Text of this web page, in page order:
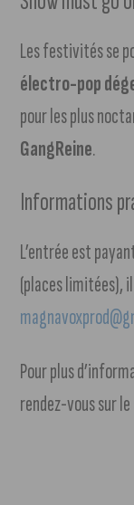
Les festivités se
électro-pop
pour les plus
GangReine.
Informations
L’entrée est
(places limitées),
Pour plus
rendez-vous sur le